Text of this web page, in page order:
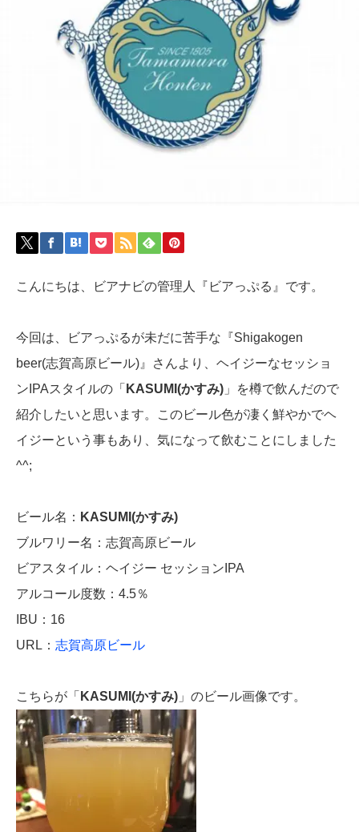
こんにちは、ビアナビの管理人『ビアっぷる』です。
今回は、ビアっぷるが未だに苦手な『Shigakogen
beer(志賀高原ビール)』さんより、ヘイジーなセッショ
ンIPAスタイルの「 KASUMI(かすみ) 」を樽で飲んだので
紹介したいと思います。このビール色が凄く鮮やかでヘ
イジーという事もあり、気になって飲むことにしました
^^;
ビール名： KASUMI(かすみ)
ブルワリー名：志賀高原ビール
ビアスタイル：ヘイジー セッションIPA
アルコール度数：4.5％
IBU：16
URL： 志賀高原ビール
こちらが「 KASUMI(かすみ) 」のビール画像です。